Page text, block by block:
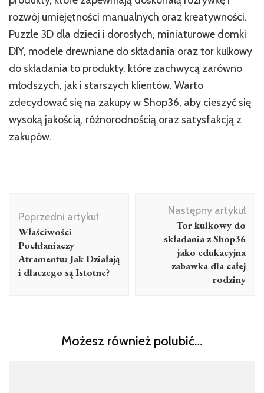
rozwój umiejętności manualnych oraz kreatywności.
Puzzle 3D dla dzieci i dorosłych, miniaturowe domki
DIY, modele drewniane do składania oraz tor kulkowy
do składania to produkty, które zachwycą zarówno
młodszych, jak i starszych klientów. Warto
zdecydować się na zakupy w Shop36, aby cieszyć się
wysoką jakością, różnorodnością oraz satysfakcją z
zakupów.
wpisu
Poprzedni artykuł
Właściwości
Pochłaniaczy
Atramentu: Jak Działają
i dlaczego są Istotne?
Następny artykuł
Tor kulkowy do
składania z Shop36
jako edukacyjna
zabawka dla całej
rodziny
Możesz również polubić…